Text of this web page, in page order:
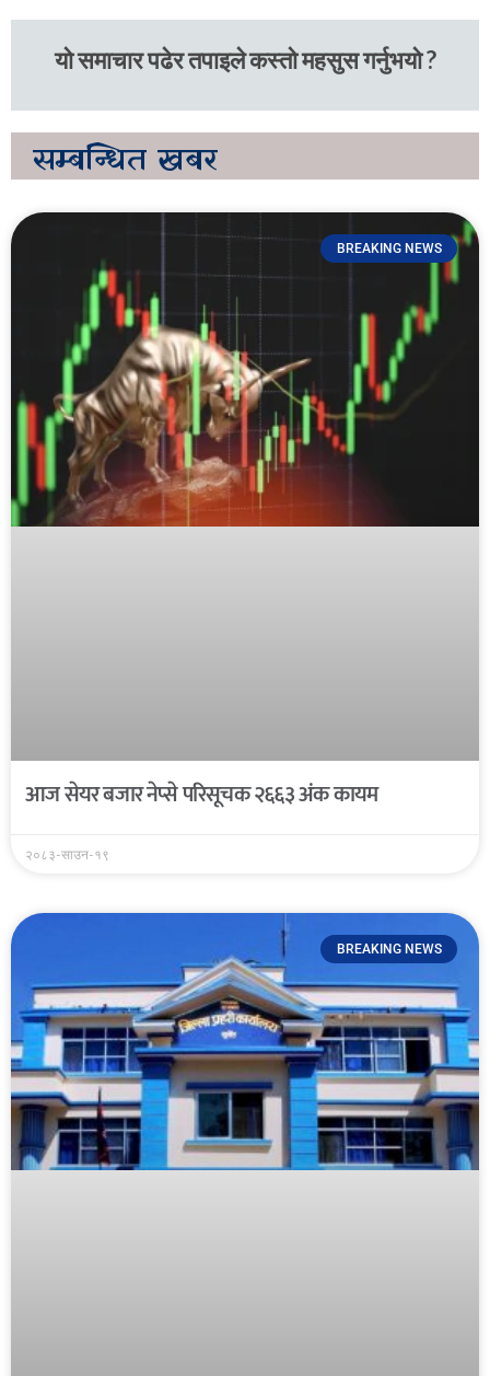
यो समाचार पढेर तपाइले कस्तो महसुस गर्नुभयो ?
सम्बन्धित खबर
BREAKING NEWS
आज सेयर बजार नेप्से परिसूचक २६६३ अंक कायम
२०८३-साउन-१९
BREAKING NEWS